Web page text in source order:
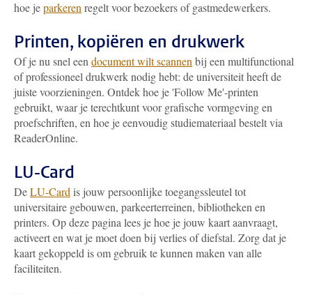
hoe jeparkeren regelt voor bezoekers of gastmedewerkers.
Printen, kopiëren en drukwerk
Of je nu snel een document wilt scannen bij een multifunctional
of professioneel drukwerk nodig hebt: de universiteit heeft de
juiste voorzieningen. Ontdek hoe je 'Follow Me'-printen
gebruikt, waar je terechtkunt voor grafische vormgeving en
proefschriften, en hoe je eenvoudig studiemateriaal bestelt via
ReaderOnline.
LU-Card
DeLU-Card is jouw persoonlijke toegangssleutel tot
universitaire gebouwen, parkeerterreinen, bibliotheken en
printers. Op deze pagina lees je hoe je jouw kaart aanvraagt,
activeert en wat je moet doen bij verlies of diefstal. Zorg dat je
kaart gekoppeld is om gebruik te kunnen maken van alle
faciliteiten.